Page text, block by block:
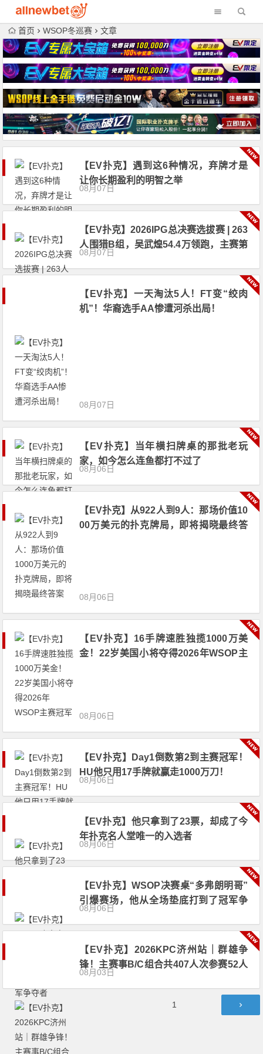
首页 WSOP冬巡赛 文章
【EV扑克】遇到这6种情况，弃牌才是
让你长期盈利的明智之举
08月07日
【EV扑克】2026IPG总决赛选拔赛 | 263
人围猎B组，吴武煌54.4万领跑，主赛第
一轮晋级版图再添40人
08月07日
【EV扑克】一天淘汰5人！FT变“绞肉
机”！华裔选手AA惨遭河杀出局！
08月07日
【EV扑克】当年横扫牌桌的那批老玩
家，如今怎么连鱼都打不过了
08月06日
【EV扑克】从922人到9人：那场价值10
00万美元的扑克牌局，即将揭晓最终答
08月06日
【EV扑克】16手牌速胜独揽1000万美
金！22岁美国小将夺得2026年WSOP主
08月06日
【EV扑克】Day1倒数第2到主赛冠军！
HU他只用17手牌就赢走1000万刀！
08月06日
【EV扑克】他只拿到了23票，却成了今
年扑克名人堂唯一的入选者
08月06日
【EV扑克】WSOP决赛桌“多弗朗明哥”
引爆赛场，他从全场垫底打到了冠军争
夺者
08月06日
【EV扑克】2026KPC济州站｜群雄争
锋！主赛事B/C组合共407人次参赛52人
晋级，张达森/赵洪军分别登顶小组CL，
08月03日
第1